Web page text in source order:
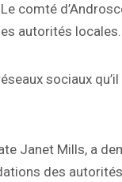
comté
autorités locales.
sociaux
Janet Mills, a
des